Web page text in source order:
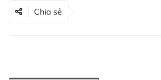
Chia sẻ